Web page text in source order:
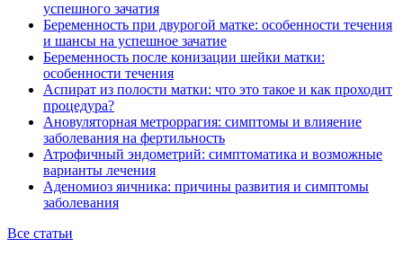
успешного зачатия
Беременность при двурогой матке: особенности течения
и шансы на успешное зачатие
Беременность после конизации шейки матки:
особенности течения
Аспират из полости матки: что это такое и как проходит
процедура?
Ановуляторная метроррагия: симптомы и влияение
заболевания на фертильность
Атрофичный эндометрий: симптоматика и возможные
варианты лечения
Аденомиоз яичника: причины развития и симптомы
заболевания
Все статьи